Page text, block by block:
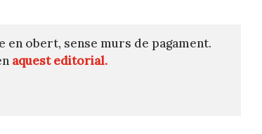
en obert, sense murs de pagament.
aquest editorial.